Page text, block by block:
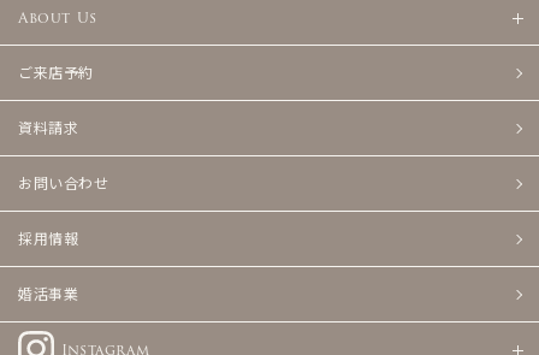
About Us
ご来店予約
資料請求
お問い合わせ
採用情報
婚活事業
Instagram